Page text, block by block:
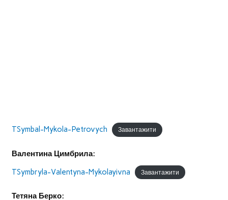
TSymbal-Mykola-Petrovych Завантажити
Валентина Цимбрила:
TSymbryla-Valentyna-Mykolayivna
Завантажити
Тетяна Берко: